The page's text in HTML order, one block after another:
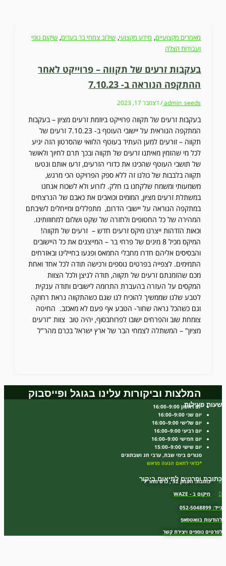
מאמרים מקצועיים, מידע מקצועי, שילוב צמחי בר בערים, שיקום נופי
ועבודות הצלה
בעקבות זרעים של תקווה – פרוייקט לאחר
ההתקפה הנוראה ב- 7.10.23
admin_seeds
/דצמבר 17, 2023
בעקבות זרעים של תקווה פרוייקט ביוזמת זרעים מציון – בעקבות
המתקפה הנוראית על יישובי העוטף ב- 7.10.23 זרעים של
תקווה – זורעים למען העתיד בעוטף הלוואי שהסרטון הזה יגיע
לכל מי שהזמין מאיתנו זרעים של תקווה ובכך תרם לחיוך ולאושר
של תושבי העוטף שהכינו את כדורי הזרעים, זרעו אותם ונטעו
תקווה בלבבות של כולנו זה ללא ספק הפרויקט הכי מרגש,
משמעותי ומשמח שלקחנו בו חלק. לזרוע ולא לשכוח אנחנו
במשתלת זרעים מציון, המומים וכואבים את כאבם של הנרצחים
במתקפה הנוראה על יישובי הדרום, מתפללים ומייחלים לשיבתם
המהירה של כל החטופים ולחזרה של שקט ושלום למחוזותינו.
וכאות הזדהות ייצרנו מיקס זרעים חדש – זרעים של תקווה!
המיקס מכיל 8 מינים של פרחי בר – המייצגים את כל היישובים
והבסיסים אליהם חדרו מחבלי החמאס ופגעו בחיילינו ובאזרחים
התמימים. לצפייה בפרטים נוספים ורכישה תודה לכל אחד ואחת
מכם שהזמנתם זרעים של תקווה, תודה לניצן ולכל הצוות
המקסים על העזרה בהעברת התרומה לישובים ותודה ענקית
לטבע שלנו שממשיך להוכיח לנו שגם כשהתקווה נראת רחוקה
וגם כשהכל נראה שחור- הטבע אף פעם לא מאכזב. החיטה
צומחת שוב והפרחים ישובו לפרוחבסוף, יהיה טוב צוות "זרעים
מציון" – המשתלה לצמחי הבר של ארץ ישראל בכרם מהר"ל
המלצות וביקורות עלינו בגוגל ופייסבוק
שעות פעילות
יום ראשון 9:00–16:00
יום שני 9:00–16:00
יום שלישי 9:00–16:00
יום רביעי 9:00–16:00
יום חמישי 9:00–16:00
יום שישי 9:00–15:00
סגורים בימי שבת, ערבי חג ושבתונים
*כדאי לתאם הגעה מראש
כתובת ופרטים לתיאום ביקור
כתובת: העמק 52 , כרם מהר"ל
מיקום ב - WAZE
נייד: 052-5048899
להודעות בוואטסאפ
לפרטים נוספים ויצירת קשר